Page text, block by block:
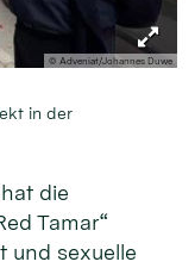
© Adveniat/Johannes Duwe
in der
die
Tamar“
und sexuelle